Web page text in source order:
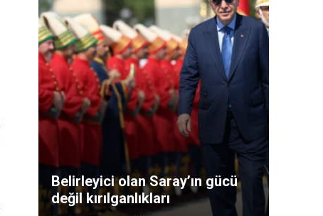
Belirleyici olan Saray’ın gücü
değil kırılganlıkları